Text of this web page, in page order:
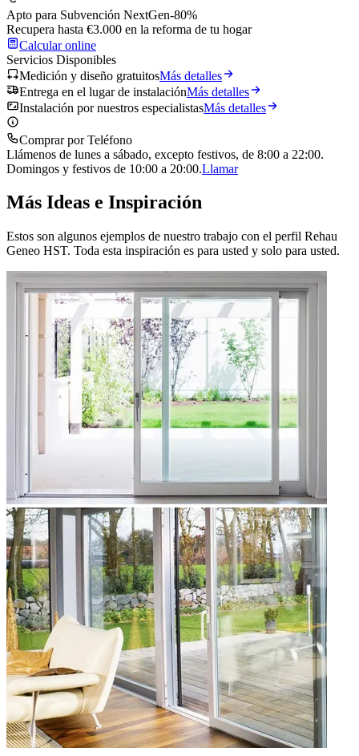
Apto para Subvención NextGen-80%
Recupera hasta €3.000 en la reforma de tu hogar
Calcular online
Servicios Disponibles
Medición y diseño gratuitosMás detalles
Entrega en el lugar de instalaciónMás detalles
Instalación por nuestros especialistasMás detalles
Comprar por Teléfono
Llámenos de lunes a sábado, excepto festivos, de 8:00 a 22:00.
Domingos y festivos de 10:00 a 20:00.Llamar
Más Ideas e Inspiración
Estos son algunos ejemplos de nuestro trabajo con el perfil Rehau
Geneo HST. Toda esta inspiración es para usted y solo para usted.